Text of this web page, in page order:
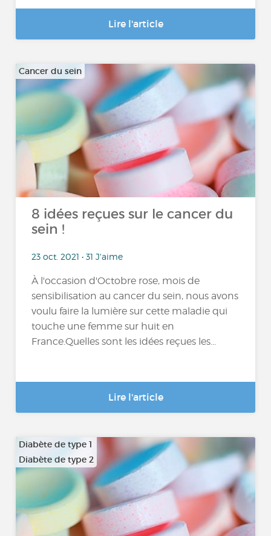
Lire l'article
Cancer du sein
8 idées reçues sur le cancer du
sein !
23 oct. 2021 • 31 J'aime
À l'occasion d'Octobre rose, mois de
sensibilisation au cancer du sein, nous avons
voulu faire la lumière sur cette maladie qui
touche une femme sur huit en
France.Quelles sont les idées reçues les...
Lire l'article
Diabète de type 1
Diabète de type 2